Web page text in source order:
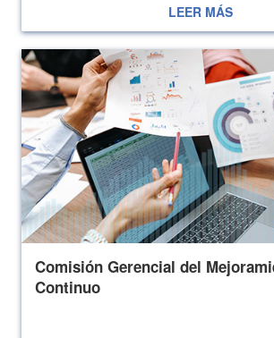
LEER MÁS
Comisión Gerencial del
Continuo